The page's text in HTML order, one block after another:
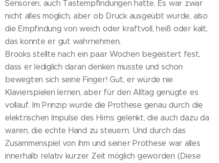
Sensoren, auch Tastempfindungen hatte. Es war zwar
nicht alles möglich, aber ob Druck ausgeübt wurde, also
die Empfindung von weich oder kraftvoll, heiß oder kalt,
das konnte er gut wahrnehmen.
Brooks stellte nach ein paar Wochen begeistert fest,
dass er lediglich daran denken musste und schon
bewegten sich seine Finger! Gut, er würde nie
Klavierspielen lernen, aber für den Alltag genügte es
vollauf. Im Prinzip wurde die Prothese genau durch die
elektrischen Impulse des Hirns gelenkt, die auch dazu da
waren, die echte Hand zu steuern. Und durch das
Zusammenspiel von ihm und seiner Prothese war alles
innerhalb relativ kurzer Zeit möglich geworden (Diese